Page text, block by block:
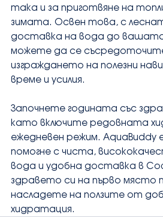
така и за приготвяне на
зимата. Освен това, с
доставка на вода до
можете да се
изграждането на полезни
време и усилия.
Започнете годината със
като включите редовната
ежедневен режим. AquaBuddy
помогне с чиста,
вода и удобна доставка в
здравето си на първо място
насладете на ползите от
хидратация.